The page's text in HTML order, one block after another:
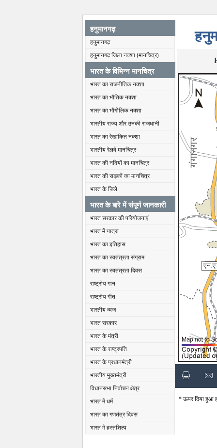
हनुमानगढ़
हनुमानगढ़
हनुमानगढ़ जिला नक्शा (मानचित्र)
भारत के विभिन्न मानचित्र
भारत का राजनीतिक नक्शा
भारत का भौतिक नक्शा
भारत का भौगोलिक नक्शा
भारतीय राज्य और उनकी राजधानी
भारत का रेखांकित नक्शा
भारतीय रेलवे मानचित्र
भारत की नदियों का मानचित्र
भारत की सड़कों का मानचित्र
भारत के जिले
भारत के बारे में संपूर्ण जानकारी
भारत सरकार की परियोजनाएं
भारत में यात्रा
भारत का इतिहास
भारत का स्वतंत्रता संग्राम
भारत का स्वतंत्रता दिवस
राष्ट्रीय गान
राष्ट्रीय गीत
भारतीय ध्वज
भारत सरकार
भारत के मंत्री
भारत के राष्ट्रपति
भारत के प्रधानमंत्री
भारतीय मुख्यमंत्री
विधानसभा निर्वाचन क्षेत्र
भारत में धर्म
भारत का गणतंत्र दिवस
भारत में हस्तशिल्प
* ऊपर दिया हुआ